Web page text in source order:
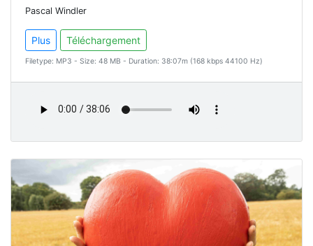
Pascal Windler
Plus Téléchargement
Filetype: MP3 - Size: 48 MB - Duration: 38:07m (168 kbps 44100 Hz)